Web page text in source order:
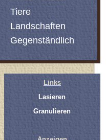
Tiere
Landschaften
Gegenständlich
Links
Lasieren
Granulieren